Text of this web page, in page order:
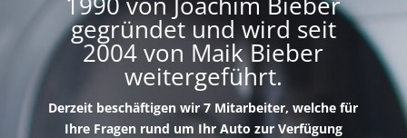
gegründet und wird seit
2004 von Maik Bieber
weitergeführt.
Derzeit beschäftigen wir 7 Mitarbeiter, welche für
Ihre Fragen rund um Ihr Auto zur Verfügung